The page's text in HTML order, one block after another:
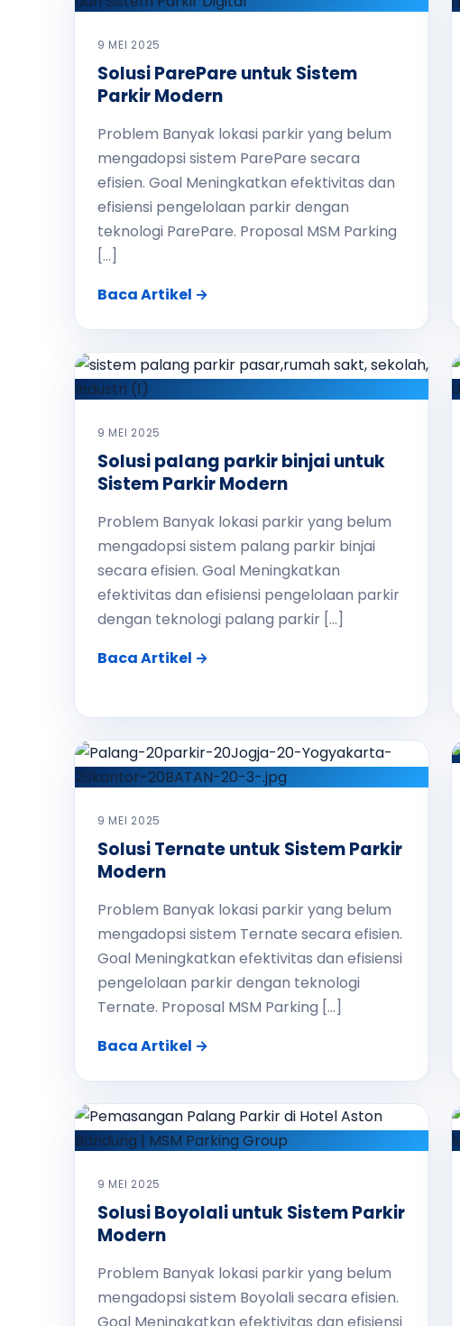
9 MEI 2025
Solusi ParePare untuk Sistem
Parkir Modern
Problem Banyak lokasi parkir yang belum
mengadopsi sistem ParePare secara
efisien. Goal Meningkatkan efektivitas dan
efisiensi pengelolaan parkir dengan
teknologi ParePare. Proposal MSM Parking
[…]
Baca Artikel →
9 MEI 2025
Solusi palang parkir binjai untuk
Sistem Parkir Modern
Problem Banyak lokasi parkir yang belum
mengadopsi sistem palang parkir binjai
secara efisien. Goal Meningkatkan
efektivitas dan efisiensi pengelolaan parkir
dengan teknologi palang parkir […]
Baca Artikel →
9 MEI 2025
Solusi Ternate untuk Sistem Parkir
Modern
Problem Banyak lokasi parkir yang belum
mengadopsi sistem Ternate secara efisien.
Goal Meningkatkan efektivitas dan efisiensi
pengelolaan parkir dengan teknologi
Ternate. Proposal MSM Parking […]
Baca Artikel →
9 MEI 2025
Solusi Boyolali untuk Sistem Parkir
Modern
Problem Banyak lokasi parkir yang belum
mengadopsi sistem Boyolali secara efisien.